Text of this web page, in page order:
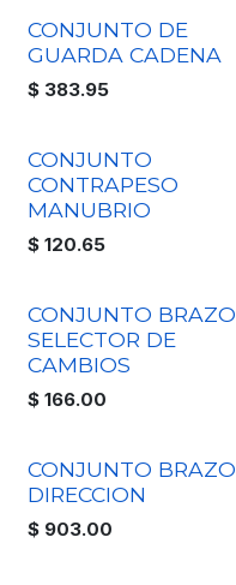
CONJUNTO DE
GUARDA CADENA
$ 383.95
CONJUNTO
CONTRAPESO
MANUBRIO
$ 120.65
CONJUNTO BRAZO
SELECTOR DE
CAMBIOS
$ 166.00
CONJUNTO BRAZO
DIRECCION
$ 903.00